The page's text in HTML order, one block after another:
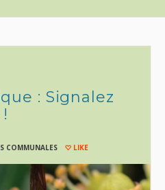
: Signalez
COMMUNALES LIKE